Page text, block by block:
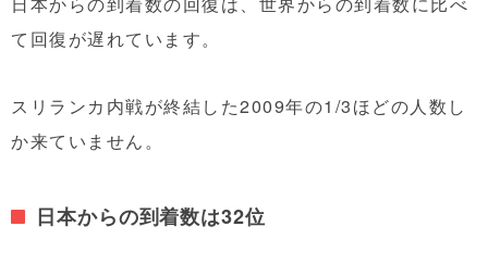
て回復が遅れています。
スリランカ内戦が終結した2009年の1/3ほどの人数し
か来ていません。
日本からの到着数は32位